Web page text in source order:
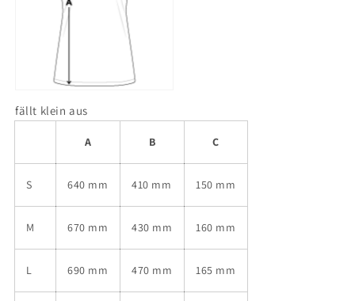
fällt klein aus
A B C
S 640 mm 410 mm 150 mm
M 670 mm 430 mm 160 mm
L 690 mm 470 mm 165 mm